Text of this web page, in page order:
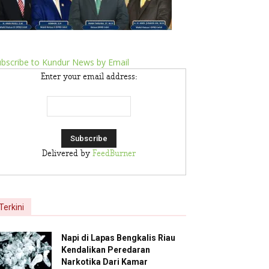
to Kundur News by Email
Enter your email address:
Delivered by FeedBurner
Napi di Lapas Bengkalis Riau
Kendalikan Peredaran
Narkotika Dari Kamar